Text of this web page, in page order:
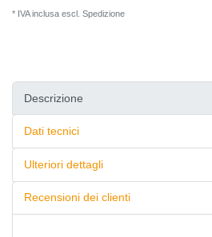
* IVA inclusa escl. Spedizione
Descrizione
Dati tecnici
Ulteriori dettagli
Recensioni dei clienti